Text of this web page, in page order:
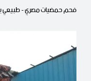
فحم حمضيات مصري - طبيعي